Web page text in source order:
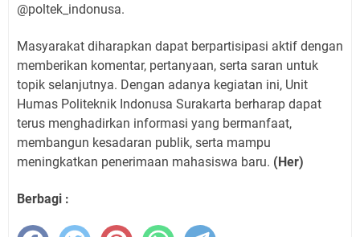
@poltek_indonusa.
Masyarakat diharapkan dapat berpartisipasi aktif dengan
memberikan komentar, pertanyaan, serta saran untuk
topik selanjutnya. Dengan adanya kegiatan ini, Unit
Humas Politeknik Indonusa Surakarta berharap dapat
terus menghadirkan informasi yang bermanfaat,
membangun kesadaran publik, serta mampu
meningkatkan penerimaan mahasiswa baru. (Her)
Berbagi :